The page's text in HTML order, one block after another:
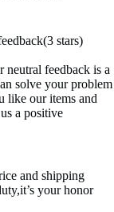
stars)
neutral feedback is a
solve your problem
like our items and
a positive
and shipping
your honor